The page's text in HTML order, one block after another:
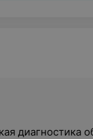
диагностика